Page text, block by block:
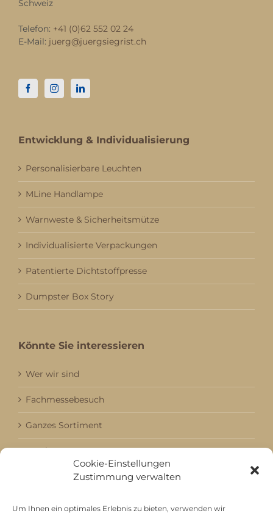
Cookie-Einstellungen
Zustimmung verwalten
Um Ihnen ein optimales Erlebnis zu bieten, verwenden wir
Schweiz
Telefon: +41 (0)62 552 02 24
E-Mail: juerg@juergsiegrist.ch
Entwicklung & Individualisierung
Personalisierbare Leuchten
MLine Handlampe
Warnweste & Sicherheitsmütze
Individualisierte Verpackungen
Patentierte Dichtstoffpresse
Dumpster Box Story
Könnte Sie interessieren
Wer wir sind
Fachmessebesuch
Ganzes Sortiment
Kataloge
Aktuell / Saison